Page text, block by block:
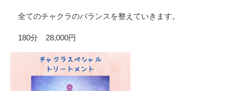
全てのチャクラのバランスを整えていきます。
180分 28,000円